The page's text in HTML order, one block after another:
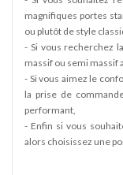
magnifiques portes
ou plutôt de style
- Si vous recherchez
massif ou semi massif
- Si vous aimez le
la prise de
performant,
- Enfin si vous
alors choisissez une